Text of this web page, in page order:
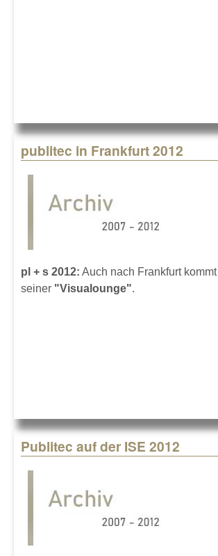
publitec in Frankfurt 2012
pl + s 2012: Auch nach Frankfurt kommt
seiner "Visualounge".
Publitec auf der ISE 2012